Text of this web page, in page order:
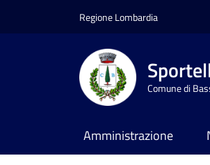
Regione Lombardia
Comune di
Amministrazione